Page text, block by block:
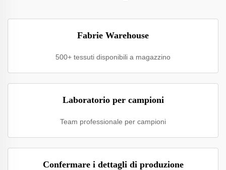
Fabrie Warehouse
500+ tessuti disponibili a magazzino
Laboratorio per campioni
Team professionale per campioni
Confermare i dettagli di produzione